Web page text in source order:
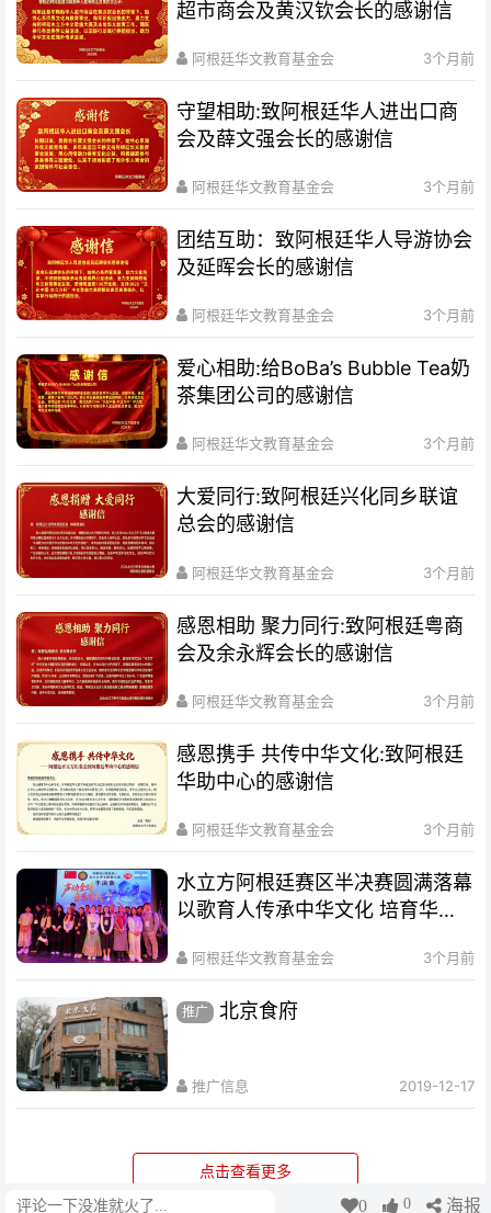
评论 0 0 海报
超市商会及黄汉钦会长的感谢信
阿根廷华文教育基金会 3个月前
守望相助:致阿根廷华人进出口商
会及薛文强会长的感谢信
阿根廷华文教育基金会 3个月前
团结互助：致阿根廷华人导游协会
及延晖会长的感谢信
阿根廷华文教育基金会 3个月前
爱心相助:给BoBa’s Bubble Tea奶
茶集团公司的感谢信
阿根廷华文教育基金会 3个月前
大爱同行:致阿根廷兴化同乡联谊
总会的感谢信
阿根廷华文教育基金会 3个月前
感恩相助 聚力同行:致阿根廷粤商
会及余永辉会长的感谢信
阿根廷华文教育基金会 3个月前
感恩携手 共传中华文化:致阿根廷
华助中心的感谢信
阿根廷华文教育基金会 3个月前
水立方阿根廷赛区半决赛圆满落幕
以歌育人传承中华文化 培育华裔
阿根廷华文教育基金会 3个月前
推广 北京食府
推广信息 2019-12-17
点击查看更多